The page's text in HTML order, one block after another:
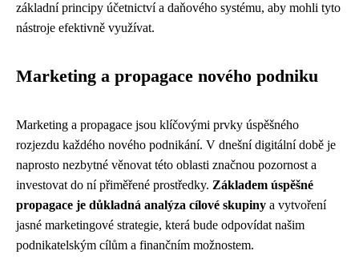
základní principy účetnictví a daňového systému, aby mohli tyto
nástroje efektivně využívat.
Marketing a propagace nového podniku
Marketing a propagace jsou klíčovými prvky úspěšného
rozjezdu každého nového podnikání. V dnešní digitální době je
naprosto nezbytné věnovat této oblasti značnou pozornost a
investovat do ní přiměřené prostředky. Základem úspěšné
propagace je důkladná analýza cílové skupiny a vytvoření
jasné marketingové strategie, která bude odpovídat našim
podnikatelským cílům a finančním možnostem.